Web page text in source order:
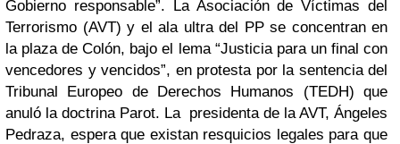
Gobierno responsable”. La Asociación de Víctimas del
Terrorismo (AVT) y el ala ultra del PP se concentran en
la plaza de Colón, bajo el lema “Justicia para un final con
vencedores y vencidos”, en protesta por la sentencia del
Tribunal Europeo de Derechos Humanos (TEDH) que
anuló la doctrina Parot. La presidenta de la AVT, Ángeles
Pedraza, espera que existan resquicios legales para que